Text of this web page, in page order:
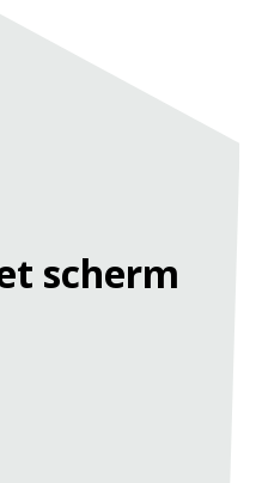
scherm